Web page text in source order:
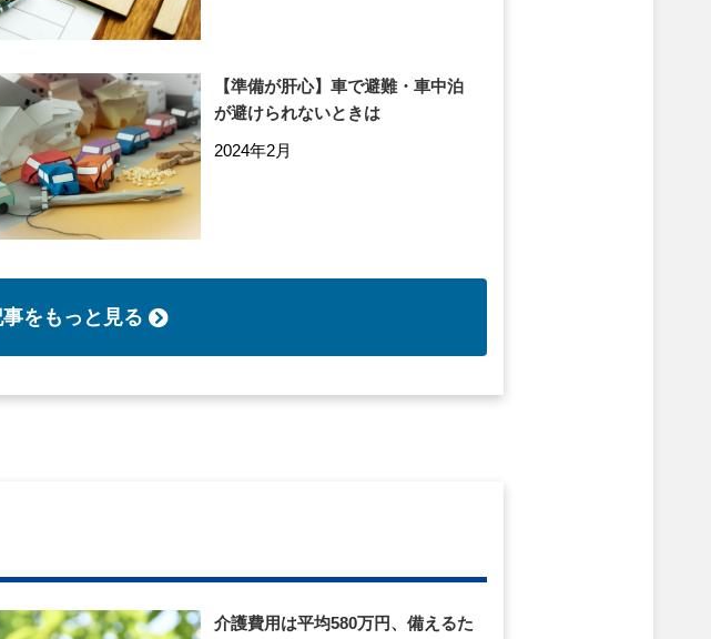
【準備が肝心】車で避難・車中泊
が避けられないときは
2024年2月
をもっと見る
介護費用は平均580万円、備えるた